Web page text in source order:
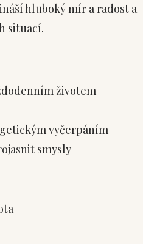
hluboký mír a radost a
situací.
životem
vyčerpáním
smysly